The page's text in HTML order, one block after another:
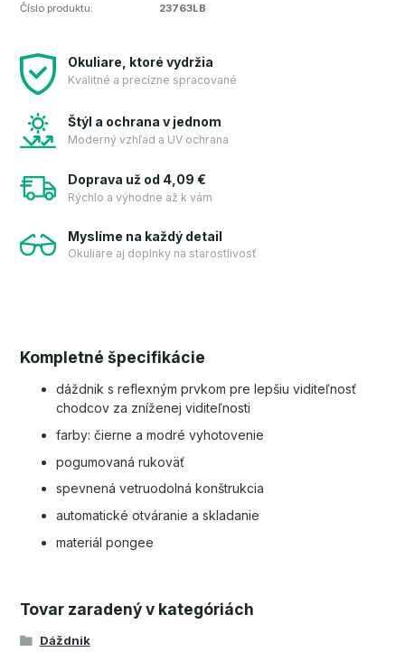
Číslo produktu: 23763LB
Okuliare, ktoré vydržia
Kvalitné a precízne spracované
Štýl a ochrana v jednom
Moderný vzhľad a UV ochrana
Doprava už od 4,09 €
Rýchlo a výhodne až k vám
Myslíme na každý detail
Okuliare aj doplnky na starostlivosť
Kompletné špecifikácie
dáždnik s reflexným prvkom pre lepšiu viditeľnosť
chodcov za zníženej viditeľnosti
farby: čierne a modré vyhotovenie
pogumovaná rukoväť
spevnená vetruodolná konštrukcia
automatické otváranie a skladanie
materiál pongee
Tovar zaradený v kategóriách
Dáždnik